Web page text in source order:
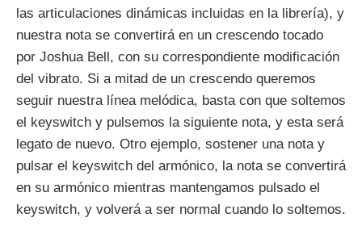
las articulaciones dinámicas incluidas en la librería), y
nuestra nota se convertirá en un crescendo tocado
por Joshua Bell, con su correspondiente modificación
del vibrato. Si a mitad de un crescendo queremos
seguir nuestra línea melódica, basta con que soltemos
el keyswitch y pulsemos la siguiente nota, y esta será
legato de nuevo. Otro ejemplo, sostener una nota y
pulsar el keyswitch del armónico, la nota se convertirá
en su armónico mientras mantengamos pulsado el
keyswitch, y volverá a ser normal cuando lo soltemos.